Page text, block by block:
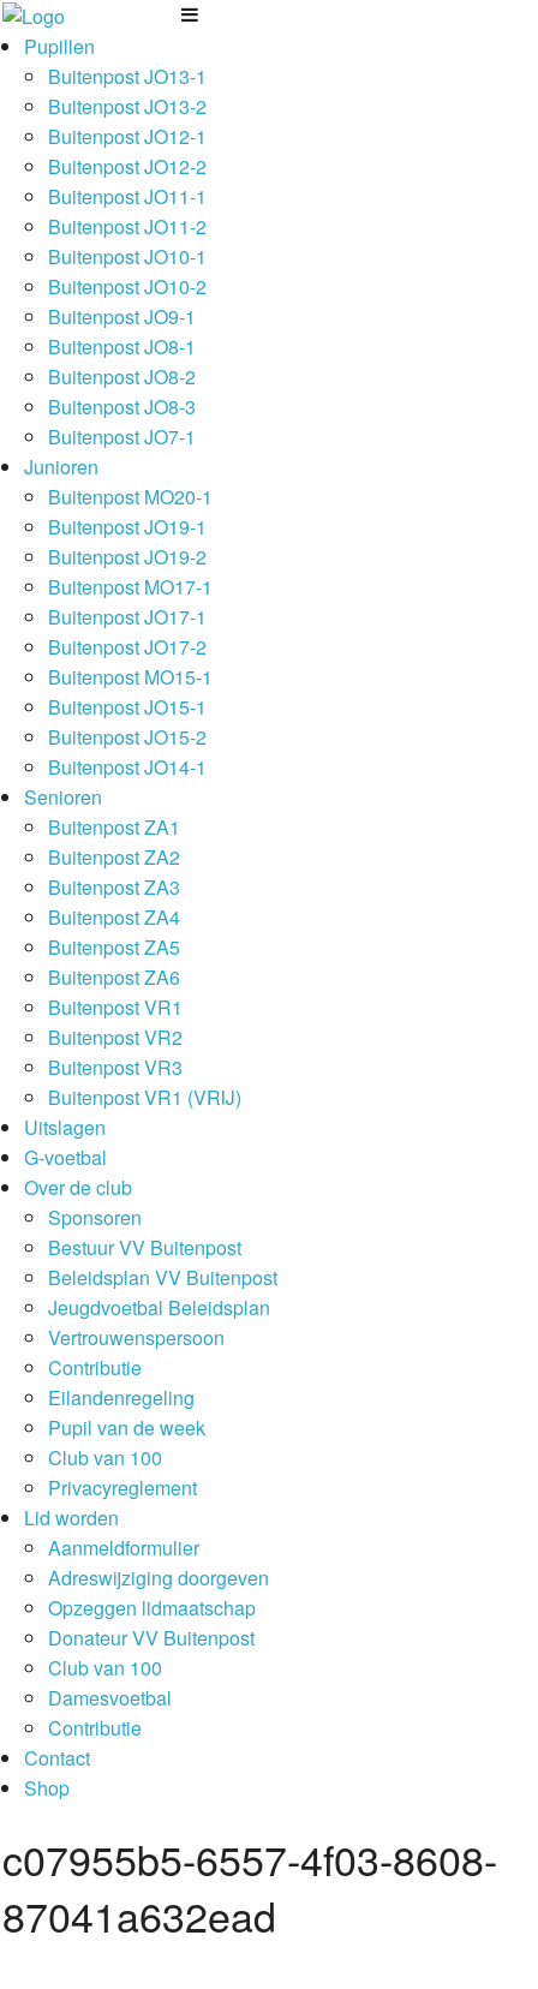
Pupillen
Buitenpost JO13-1
Buitenpost JO13-2
Buitenpost JO12-1
Buitenpost JO12-2
Buitenpost JO11-1
Buitenpost JO11-2
Buitenpost JO10-1
Buitenpost JO10-2
Buitenpost JO9-1
Buitenpost JO8-1
Buitenpost JO8-2
Buitenpost JO8-3
Buitenpost JO7-1
Junioren
Buitenpost MO20-1
Buitenpost JO19-1
Buitenpost JO19-2
Buitenpost MO17-1
Buitenpost JO17-1
Buitenpost JO17-2
Buitenpost MO15-1
Buitenpost JO15-1
Buitenpost JO15-2
Buitenpost JO14-1
Senioren
Buitenpost ZA1
Buitenpost ZA2
Buitenpost ZA3
Buitenpost ZA4
Buitenpost ZA5
Buitenpost ZA6
Buitenpost VR1
Buitenpost VR2
Buitenpost VR3
Buitenpost VR1 (VRIJ)
Uitslagen
G-voetbal
Over de club
Sponsoren
Bestuur VV Buitenpost
Beleidsplan VV Buitenpost
Jeugdvoetbal Beleidsplan
Vertrouwenspersoon
Contributie
Eilandenregeling
Pupil van de week
Club van 100
Privacyreglement
Lid worden
Aanmeldformulier
Adreswijziging doorgeven
Opzeggen lidmaatschap
Donateur VV Buitenpost
Club van 100
Damesvoetbal
Contributie
Contact
Shop
c07955b5-6557-4f03-8608-
87041a632ead